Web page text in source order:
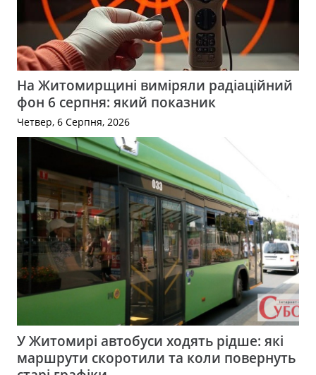
На Житомирщині виміряли радіаційний
фон 6 серпня: який показник
Четвер, 6 Серпня, 2026
У Житомирі автобуси ходять рідше: які
маршрути скоротили та коли повернуть